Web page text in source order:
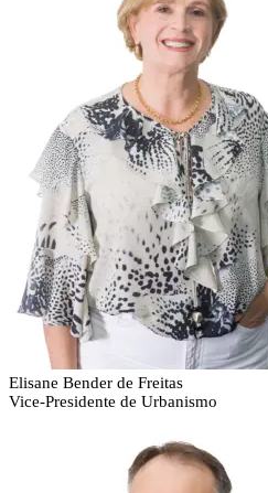
Elisane Bender de Freitas
Vice-Presidente de Urbanismo